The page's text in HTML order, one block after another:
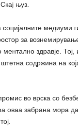
њуз.
медиуми
за
здравје. Тој,
содржина на
во врска со
оваа забрана мора